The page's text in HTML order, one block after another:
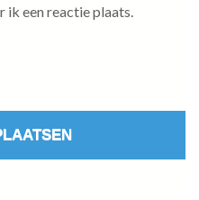
ik een reactie plaats.